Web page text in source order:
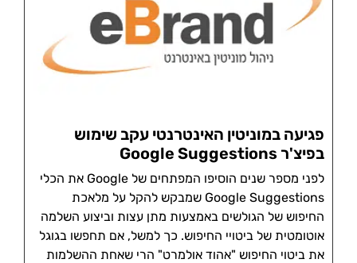
פגיעה במוניטין האינטרנטי עקב שימוש
בפיצ'ר Google Suggestions
לפני מספר שנים הוסיפו המפתחים של Google את הכלי
Google Suggestions שמבקש להקל על מלאכת
החיפוש של הגולשים באמצעות מתן עצות וביצוע השלמה
אוטומטית של ביטויי החיפוש. כך למשל, אם תחפשו בגוגל
את ביטוי החיפוש "אהוד אולמרט" הרי שאחת ההשלמות